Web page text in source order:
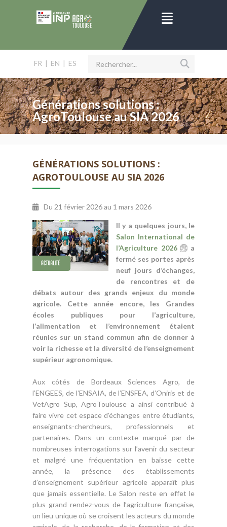
FR | EN | ES
Générations solutions :
AgroToulouse au SIA 2026
GÉNÉRATIONS SOLUTIONS :
AGROTOULOUSE AU SIA 2026
Du 21 février 2026au 1 mars 2026
Il y a quelques jours, le
Salon International de
l’Agriculture 2026
a
fermé ses portes après
neuf jours d’échanges,
de rencontres et de
débats autour des grands enjeux du monde
agricole. Cette année encore, les Grandes
écoles publiques pour l’agriculture,
l’alimentation et l’environnement étaient
réunies sur un stand commun afin de donner à
voir la richesse et la diversité de l’enseignement
supérieur agronomique.
Aux côtés de Bordeaux Sciences Agro, de
l’ENGEES, de l’ENSAIA, de l’ENSFEA, d’Oniris et de
VetAgro Sup, AgroToulouse a ainsi contribué à
faire vivre cet espace d’échanges entre étudiants,
enseignants-chercheurs, professionnels et
partenaires. Dans un contexte marqué par de
nombreuses interrogations sur l’avenir du secteur
et malgré une fréquentation en baisse cette
année, la présence des établissements
d’enseignement supérieur agricole apparaît plus
que jamais essentielle. Le Salon reste en effet le
plus grand rendez-vous de l’agriculture française,
un lieu unique où se croisent les acteurs du monde